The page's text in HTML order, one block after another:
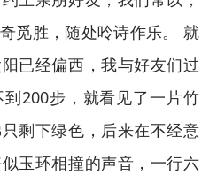
觅胜，随处呤诗作乐。 就
已经偏西，我与好友们过
200步，就看见了一片竹
剩下绿色，后来在不经意
玉环相撞的声音，一行六